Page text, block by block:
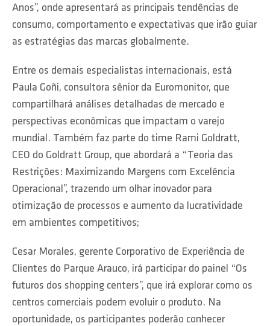
Anos”, onde apresentará as principais tendências de
consumo, comportamento e expectativas que irão guiar
as estratégias das marcas globalmente.
Entre os demais especialistas internacionais, está
Paula Goñi, consultora sênior da Euromonitor, que
compartilhará análises detalhadas de mercado e
perspectivas econômicas que impactam o varejo
mundial. Também faz parte do time Rami Goldratt,
CEO do Goldratt Group, que abordará a “Teoria das
Restrições: Maximizando Margens com Excelência
Operacional”, trazendo um olhar inovador para
otimização de processos e aumento da lucratividade
em ambientes competitivos;
Cesar Morales, gerente Corporativo de Experiência de
Clientes do Parque Arauco, irá participar do painel “Os
futuros dos shopping centers”, que irá explorar como os
centros comerciais podem evoluir o produto. Na
oportunidade, os participantes poderão conhecer